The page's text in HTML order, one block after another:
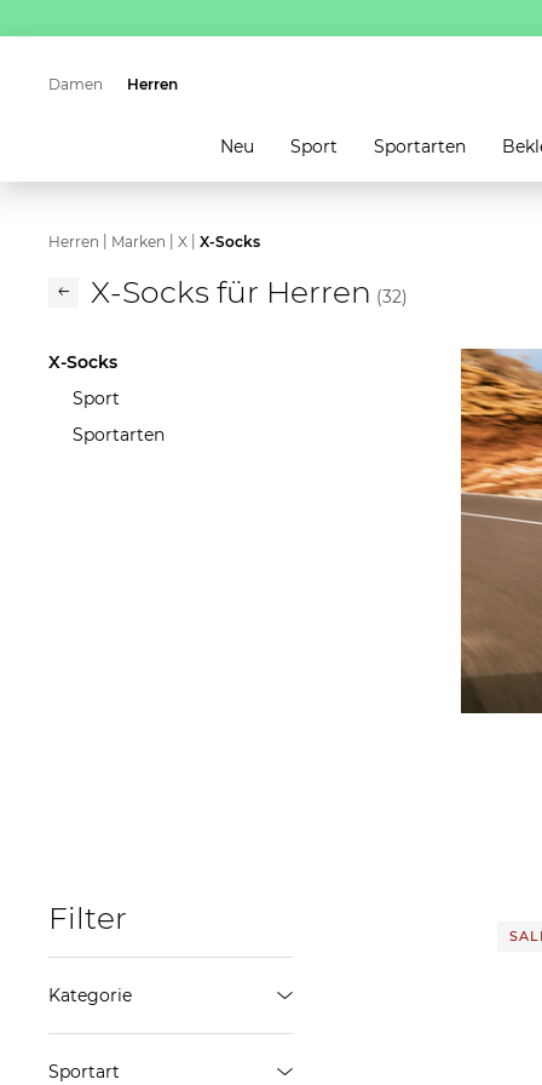
Damen Herren
Neu Sport Sportarten
Herren Marken X X-Socks
X-Socks für Herren (32)
X-Socks
Sport
Sportarten
Filter
Kategorie
Sportart